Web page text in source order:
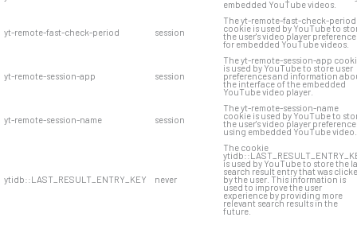
embedded YouTube videos.
yt-remote-fast-check-period session
The yt-remote-fast-check-period
cookie is used by YouTube to
the user's video player
for embedded YouTube videos.
yt-remote-session-app session
The yt-remote-session-app
is used by YouTube to store user
preferences and information
the interface of the embedded
YouTube video player.
yt-remote-session-name session
The yt-remote-session-name
cookie is used by YouTube to
the user's video player
using embedded YouTube video.
ytidb::LAST_RESULT_ENTRY_KEY never
The cookie
is used by YouTube to store the
search result entry that was
by the user. This information is
used to improve the user
experience by providing more
relevant search results in the
future.